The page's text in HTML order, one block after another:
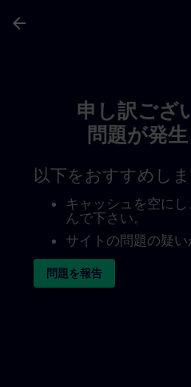
arrow_back
申し訳ござ
問題が発
以下をおすすめしま
キャッシュを空に
んで下さい。
サイトの問題の疑
問題を報告